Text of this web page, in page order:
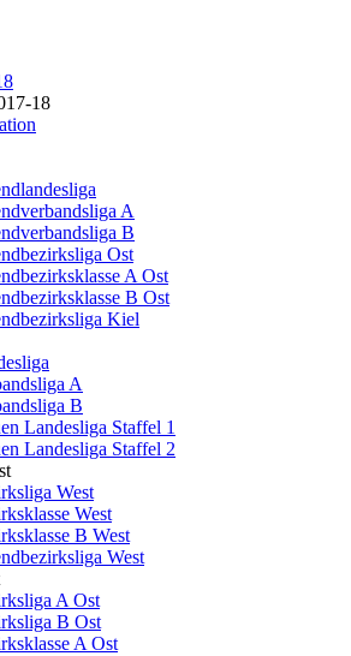
18
A
B
Ost
A Ost
B Ost
Kiel
A
B
Landesliga Staffel 1
Landesliga Staffel 2
West
West
B West
West
A Ost
B Ost
A Ost